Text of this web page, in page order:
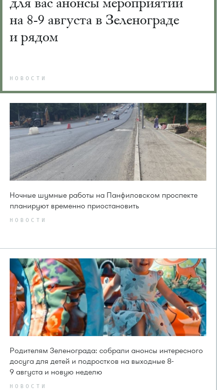
на 8-9 августа в Зеленограде
и рядом
НОВОСТИ
Ночные шумные работы на Панфиловском проспекте
планируют временно приостановить
НОВОСТИ
Родителям Зеленограда: собрали анонсы интересного
досуга для детей и подростков на выходные 8-
9 августа и новую неделю
НОВОСТИ